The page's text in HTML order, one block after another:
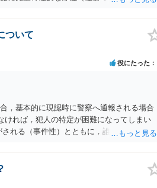
ついて
役にたった
，基本的に現認時に警察へ通報される場合
れば，犯人の特定が困難になってしまい
れる（事件性）とともに，誰の行為かの判
を有していて警察に把握されていれば別で
とはありません。心配・不安になることは